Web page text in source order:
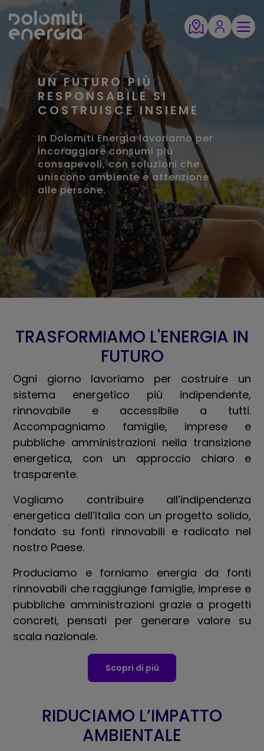
UN FUTURO PIÙ
RESPONSABILE SI
COSTRUISCE INSIEME
In Dolomiti Energia lavoriamo per
incoraggiare consumi più
consapevoli, con soluzioni che
uniscono ambiente e attenzione
alle persone.
TRASFORMIAMO L'ENERGIA IN
FUTURO
Ogni giorno lavoriamo per costruire un
sistema energetico più indipendente,
rinnovabile e accessibile a tutti.
Accompagniamo famiglie, imprese e
pubbliche amministrazioni nella transizione
energetica, con un approccio chiaro e
trasparente.
Vogliamo contribuire all’indipendenza
energetica dell’Italia con un progetto solido,
fondato su fonti rinnovabili e radicato nel
nostro Paese.
Produciamo e forniamo energia da fonti
rinnovabili che raggiunge famiglie, imprese e
pubbliche amministrazioni grazie a progetti
concreti, pensati per generare valore su
scala nazionale.
Scopri di più
RIDUCIAMO L’IMPATTO
AMBIENTALE